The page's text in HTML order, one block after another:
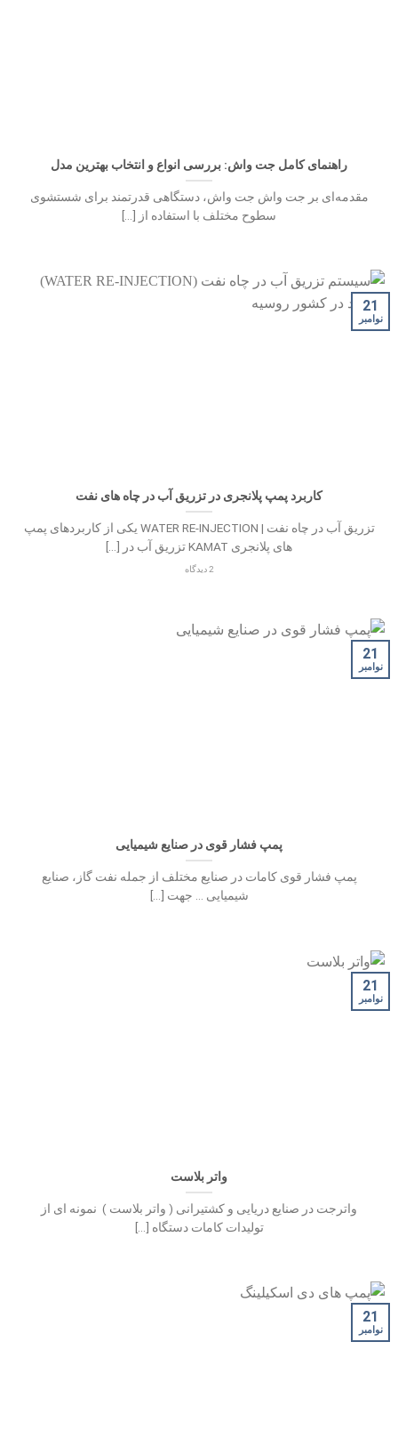
راهنمای کامل جت واش: بررسی انواع و انتخاب بهترین مدل
مقدمه‌ای بر جت واش جت واش، دستگاهی قدرتمند برای شستشوی
سطوح مختلف با استفاده از [...]
کاربرد پمپ پلانجری در تزریق آب در چاه های نفت
تزریق آب در چاه نفت | WATER RE-INJECTION یکی از کاربردهای پمپ
های پلانجری KAMAT تزریق آب در [...]
2 دیدگاه
21
نوامبر
پمپ فشار قوی در صنایع شیمیایی
پمپ فشار قوی کامات در صنایع مختلف از جمله نفت گاز، صنایع
شیمیایی … جهت [...]
21
نوامبر
واتر بلاست
واترجت در صنایع دریایی و کشتیرانی ( واتر بلاست ) نمونه ای از
تولیدات کامات دستگاه [...]
21
نوامبر
21
نوامبر